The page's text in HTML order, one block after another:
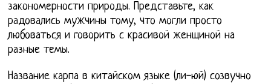
закономерности природы. Представьте, как
радовались мужчины тому, что могли просто
любоваться и говорить с красивой женщиной на
разные темы.
Название карпа в китайском языке (ли-юй) созвучно